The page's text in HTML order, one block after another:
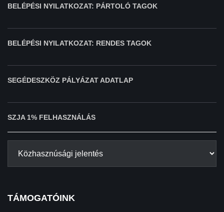
BELÉPÉSI NYILATKOZAT: PÁRTOLÓ TAGOK
BELÉPÉSI NYILATKOZAT: RENDES TAGOK
SEGÉDESZKÖZ PÁLYÁZAT ADATLAP
SZJA 1% FELHASZNÁLÁS
TÁMOGATÓINK